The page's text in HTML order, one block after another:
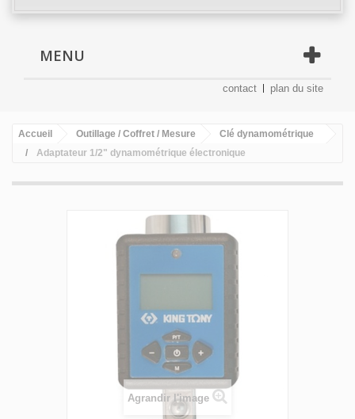
MENU
contact plan du site
Accueil Outillage / Coffret / Mesure
Clé dynamométrique
Adaptateur 1/2" dynamométrique électronique
Agrandir l'image